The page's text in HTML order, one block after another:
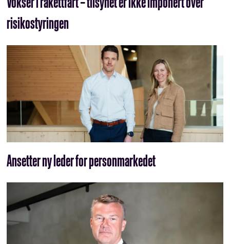
risikostyringen
Ansetter ny leder for personmarkedet